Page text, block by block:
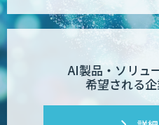
AI製品・ソリュ
希望される